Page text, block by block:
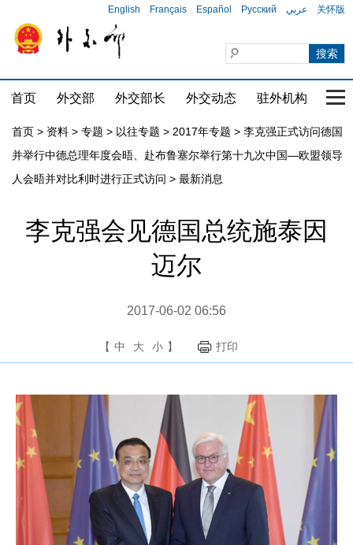
English Français Español Русский عربي 关怀版
首页 外交部 外交部长 外交动态 驻外机构 国
首页 > 资料 > 专题 > 以往专题 > 2017年专题 > 李克强正式访问德国
并举行中德总理年度会晤、赴布鲁塞尔举行第十九次中国—欧盟领导
人会晤并对比利时进行正式访问 > 最新消息
李克强会见德国总统施泰因
迈尔
2017-06-02 06:56
【 中 大 小 】 打印